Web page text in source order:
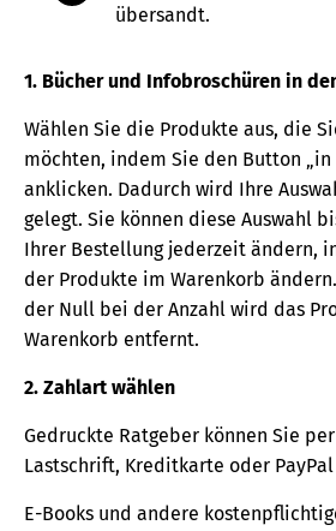
übersandt.
1. Bücher und Infobroschüren in
Wählen Sie die Produkte aus, die
möchten, indem Sie den Button „in
anklicken. Dadurch wird Ihre
gelegt. Sie können diese Auswahl
Ihrer Bestellung jederzeit ändern,
der Produkte im Warenkorb
der Null bei der Anzahl wird das
Warenkorb entfernt.
2. Zahlart wählen
Gedruckte Ratgeber können Sie per
Lastschrift, Kreditkarte oder
E-Books und andere